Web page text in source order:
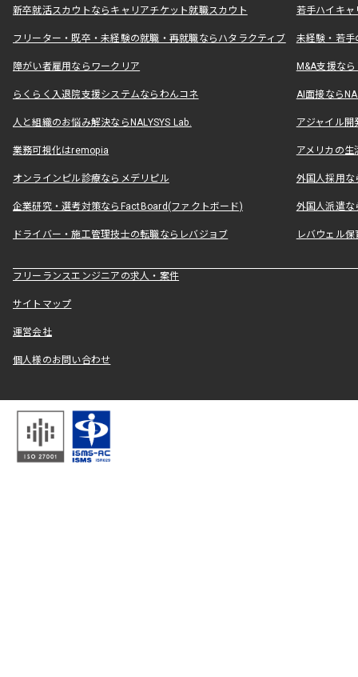
新卒就活スカウトならキャリアチケット就職スカウト 若手ハイキ
フリーター・既卒・未経験の就職・再就職ならハタラクティブ 未経験・若手
障がい者雇用ならワークリア M&A支援な
らくらく入退院支援システムならわんコネ AI面接なら
人と組織のお悩み解決ならNALYSYS Lab. アジャイル
業務可視化はremopia アメリカの
オンラインピル診療ならメデリピル 外国人採用
企業研究・選考対策ならFactBoard(ファクトボード) 外国人派遣な
ドライバー・施工管理技士の転職ならレバジョブ レバウェル
フリーランスエンジニアの求人・案件
サイトマップ
運営会社
個人様のお問い合わせ